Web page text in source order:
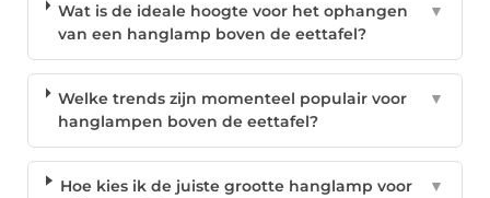
Wat is de ideale hoogte voor het ophangen
van een hanglamp boven de eettafel?
▼
Welke trends zijn momenteel populair voor
hanglampen boven de eettafel?
▼
Hoe kies ik de juiste grootte hanglamp voor
▼